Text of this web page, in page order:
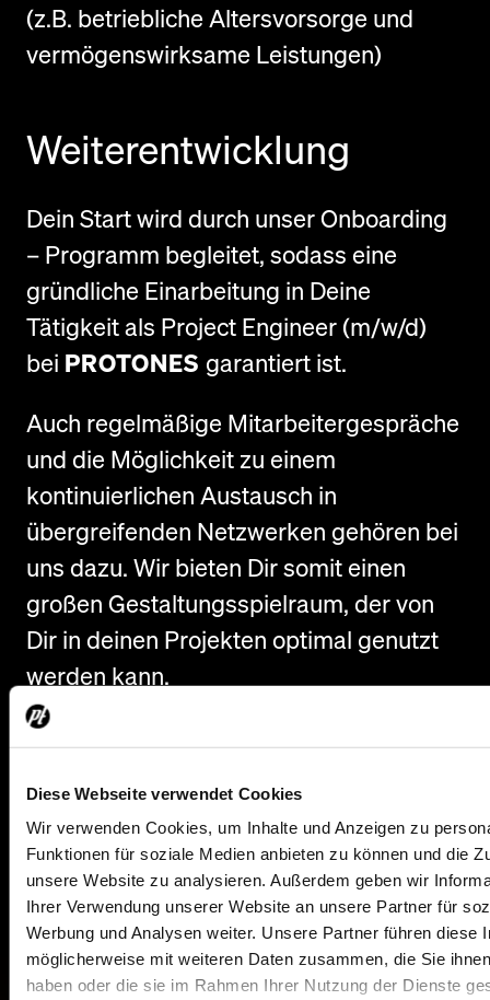
Diese Webseite verwendet Cookies
Wir verwenden Cookies, um Inhalte und Anzeigen zu
Funktionen für soziale Medien anbieten zu können und die
unsere Website zu analysieren. Außerdem geben wir
Ihrer Verwendung unserer Website an unsere Partner für
Werbung und Analysen weiter. Unsere Partner führen diese
möglicherweise mit weiteren Daten zusammen, die Sie
haben oder die sie im Rahmen Ihrer Nutzung der Dienste
(z.B. betriebliche Altersvorsorge und
vermögenswirksame Leistungen)
Weiterentwicklung
Dein Start wird durch unser Onboarding
– Programm begleitet, sodass eine
gründliche Einarbeitung in Deine
Tätigkeit als Project Engineer (m/w/d)
bei PROTONES garantiert ist.
Auch regelmäßige Mitarbeitergespräche
und die Möglichkeit zu einem
kontinuierlichen Austausch in
übergreifenden Netzwerken gehören bei
uns dazu. Wir bieten Dir somit einen
großen Gestaltungsspielraum, der von
Dir in deinen Projekten optimal genutzt
werden kann.
Dies wird abgerundet von flachen
Entscheidungswegen, die
seit 20 Jahren erfolgreich nutzt, um sich
stetig weiterzuentwickeln.